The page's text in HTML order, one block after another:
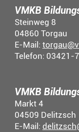
VMKB
Steinweg 8
04860 Torgau
E-Mail:
Telefon: 03421-
VMKB
Markt 4
04509 Delitzsch
E-Mail: